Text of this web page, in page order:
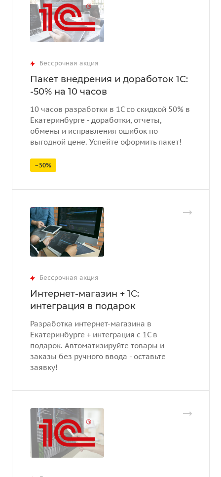
Бессрочная акция
Пакет внедрения и доработок 1С:
-50% на 10 часов
10 часов разработки в 1С со скидкой 50% в
Екатеринбурге - доработки, отчеты,
обмены и исправления ошибок по
выгодной цене. Успейте оформить пакет!
–50%
Бессрочная акция
Интернет-магазин + 1С:
интеграция в подарок
Разработка интернет-магазина в
Екатеринбурге + интеграция с 1С в
подарок. Автоматизируйте товары и
заказы без ручного ввода - оставьте
заявку!